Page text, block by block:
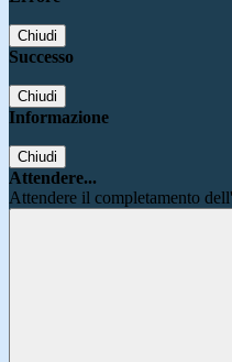
Chiudi
Successo
Chiudi
Informazione
Chiudi
Attendere...
Attendere il completamento